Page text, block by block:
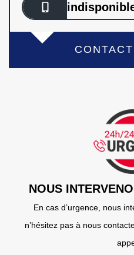
NOUS
En cas d’urgence, nous
n’hésitez pas à nous